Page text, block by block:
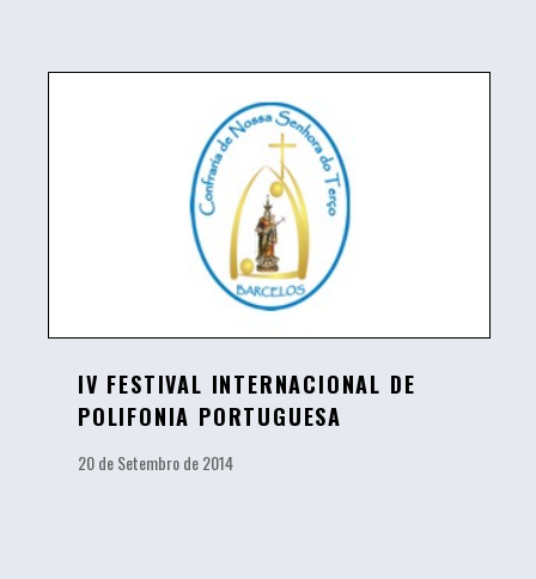
IV FESTIVAL INTERNACIONAL DE
POLIFONIA PORTUGUESA
20 de Setembro de 2014